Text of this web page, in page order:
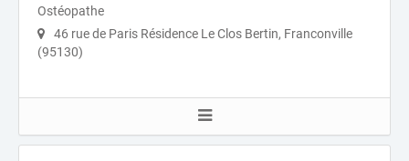
Ostéopathe
46 rue de Paris Résidence Le Clos Bertin, Franconville
(95130)